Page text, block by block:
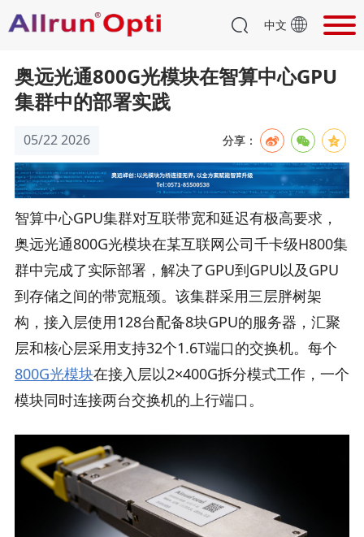
中文
奥远光通800G光模块在智算中心GPU
集群中的部署实践
05/22 2026 分享：
智算中心GPU集群对互联带宽和延迟有极高要求，
奥远光通800G光模块在某互联网公司千卡级H800集
群中完成了实际部署，解决了GPU到GPU以及GPU
到存储之间的带宽瓶颈。该集群采用三层胖树架
构，接入层使用128台配备8块GPU的服务器，汇聚
层和核心层采用支持32个1.6T端口的交换机。每个
800G光模块在接入层以2×400G拆分模式工作，一个
模块同时连接两台交换机的上行端口。